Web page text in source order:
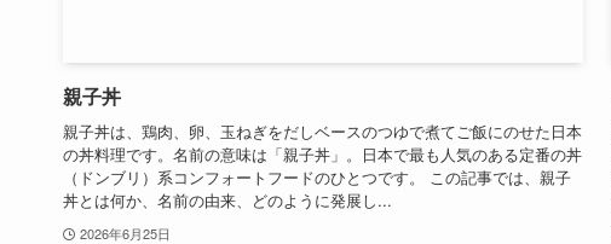
親子丼
親子丼は、鶏肉、卵、玉ねぎをだしベースのつゆで煮てご飯にのせた日本
の丼料理です。名前の意味は「親子丼」。日本で最も人気のある定番の丼
（ドンブリ）系コンフォートフードのひとつです。 この記事では、親子
丼とは何か、名前の由来、どのように発展し...
2026年6月25日